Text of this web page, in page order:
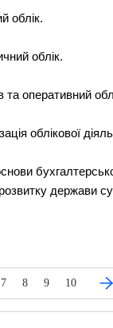
облік.
облік.
оперативний
облікової
держави
7 8 9 10